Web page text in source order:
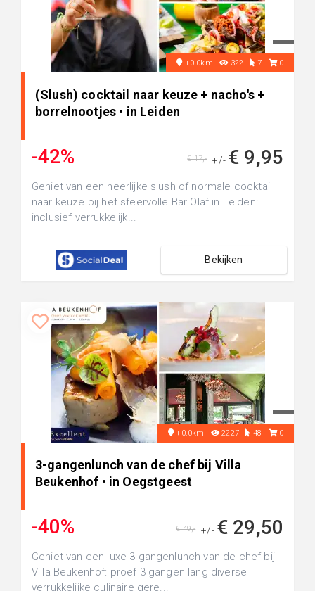
+0.0km 322 7 0
(Slush) cocktail naar keuze + nacho's +
borrelnootjes • in Leiden
-42% +/- € 9,95
€ 17,-
Geniet van een heerlijke slush of normale cocktail
naar keuze bij het sfeervolle Bar Olaf in Leiden:
inclusief verrukkelijk...
Bekijken
+0.0km 2227 48 0
3-gangenlunch van de chef bij Villa
Beukenhof • in Oegstgeest
-40% +/- € 29,50
€ 49,-
Geniet van een luxe 3-gangenlunch van de chef bij
Villa Beukenhof: proef 3 gangen lang diverse
verrukkelijke culinaire gere...